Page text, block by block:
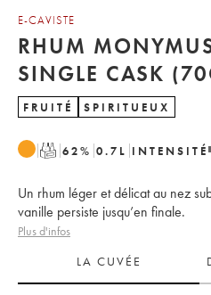
E-CAVISTE
RHUM
SINGLE CASK
FRUITÉ SPIRITUEUX
T 62% 0.7 L INTENSITÉ
Un rhum léger et délicat au nez
vanille persiste jusqu’en finale.
Plus d'infos
LA CUVÉE